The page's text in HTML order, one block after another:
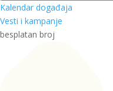
Kalendar događaja
Vesti i kampanje
besplatan broj